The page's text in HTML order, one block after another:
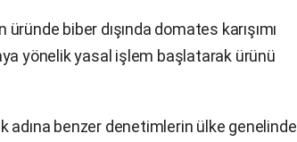
biber dışında domates karışımı
yönelik yasal işlem başlatarak ürünü
adına benzer denetimlerin ülke genelinde